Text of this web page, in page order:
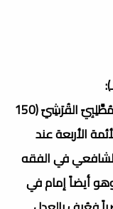
أبو عبد الله محمد بن إدريس الشافعيّ المُطَّلِبِيّ القُرَشِيّ (150
ثالث الأئمة الأربعة عند
في الفقه
أيضاً إمام في